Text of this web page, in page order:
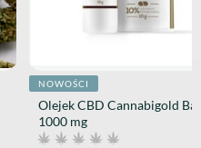
NOWOŚCI
Olejek CBD Cannabigold
1000 mg